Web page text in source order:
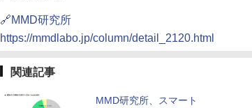
🔗MMD研究所
https://mmdlabo.jp/column/detail_2120.html
関連記事
MMD研究所、スマート